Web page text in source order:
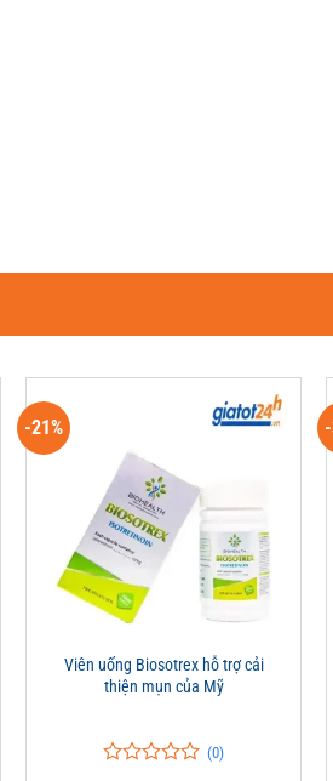
-21%
Viên uống Biosotrex hỗ trợ cải
thiện mụn của Mỹ
(0)